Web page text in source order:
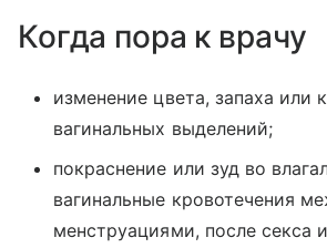
Когда пора к врачу
изменение цвета, запаха или
вагинальных выделений;
покраснение или зуд во
вагинальные кровотечения
менструациями, после секса